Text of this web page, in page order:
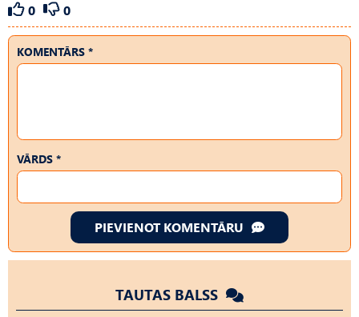
0 0
KOMENTĀRS *
VĀRDS *
PIEVIENOT KOMENTĀRU
TAUTAS BALSS